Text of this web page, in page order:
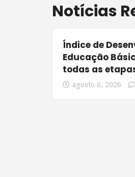
Notícias
Índice de
Educação
todas as
agosto 6, 2026